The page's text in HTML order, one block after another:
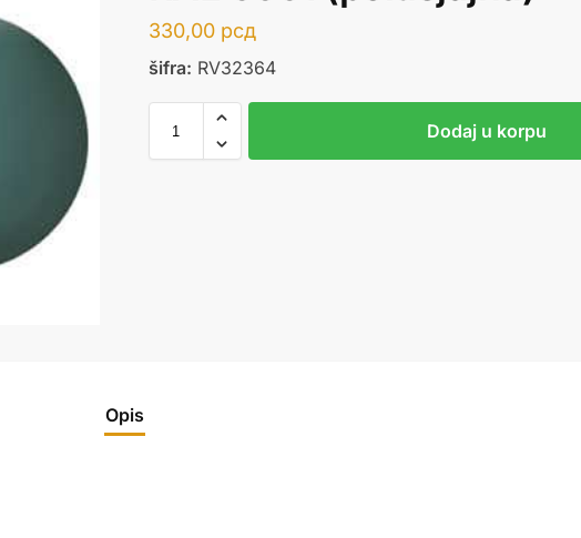
330,00 рсд
šifra: RV32364
Dodaj u korpu
Opis